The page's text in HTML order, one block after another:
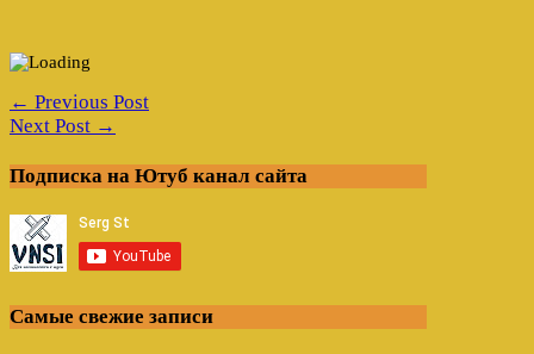
← Previous Post
Next Post →
Подписка на Ютуб канал сайта
Самые свежие записи